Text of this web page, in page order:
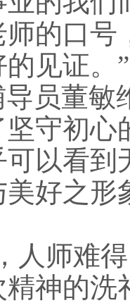
的口
见证。”
员董敏
守初心
以看
好之形
人师难
神的洗